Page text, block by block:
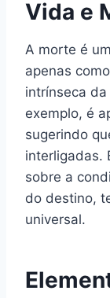
Vida e
A morte é
apenas
intrínseca
exemplo, é
sugerindo
interligadas.
sobre a
do destino,
universal.